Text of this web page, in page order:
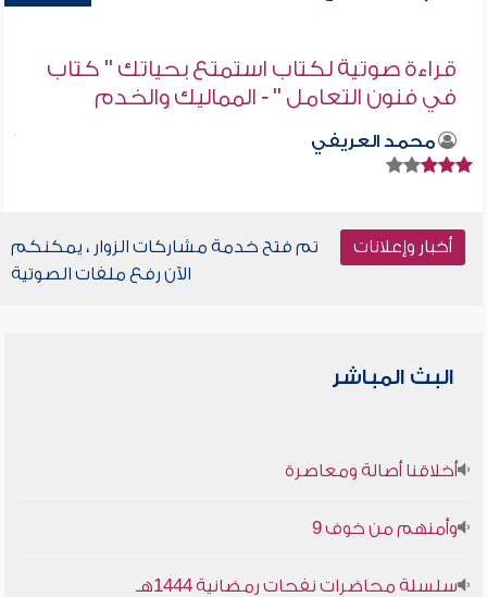
قراءة صوتية لكتاب استمتع بحياتك " كتاب
في فنون التعامل " - المماليك والخدم
محمد العريفي
أخبار وإعلانات
تم فتح خدمة مشاركات الزوار ، يمكنكم
الآن رفع ملفات الصوتية
البث المباشر
أخلاقنا أصالة ومعاصرة
وأمنهم من خوف 9
سلسلة محاضرات نفحات رمضانية 1444هـ